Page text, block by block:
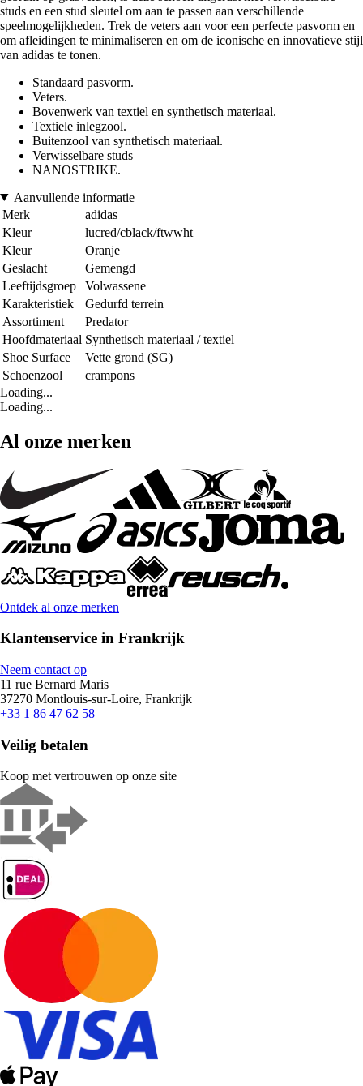
studs en een stud sleutel om aan te passen aan verschillende
speelmogelijkheden. Trek de veters aan voor een perfecte pasvorm en
om afleidingen te minimaliseren en om de iconische en innovatieve stijl
van adidas te tonen.
Standaard pasvorm.
Veters.
Bovenwerk van textiel en synthetisch materiaal.
Textiele inlegzool.
Buitenzool van synthetisch materiaal.
Verwisselbare studs
NANOSTRIKE.
Aanvullende informatie
Merk
adidas
Kleur
lucred/cblack/ftwwht
Kleur
Oranje
Geslacht
Gemengd
Leeftijdsgroep
Volwassene
Karakteristiek
Gedurfd terrein
Assortiment
Predator
Hoofdmateriaal Synthetisch materiaal / textiel
Shoe Surface
Vette grond (SG)
Schoenzool
crampons
Loading...
Loading...
Al onze merken
Ontdek al onze merken
Klantenservice in Frankrijk
Neem contact op
11 rue Bernard Maris
37270 Montlouis-sur-Loire, Frankrijk
+33 1 86 47 62 58
Veilig betalen
Koop met vertrouwen op onze site